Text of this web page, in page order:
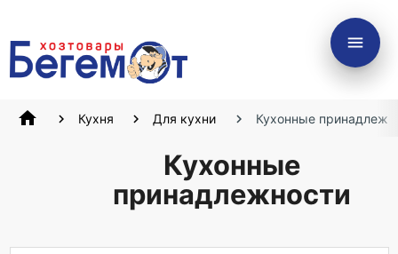
menu
home Кухня Для кухни Кухонные
Кухонные
принадлежности